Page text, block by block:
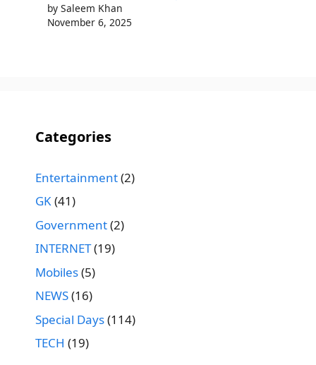
by Saleem Khan
November 6, 2025
Categories
Entertainment(2)
GK(41)
Government(2)
INTERNET(19)
Mobiles(5)
NEWS(16)
Special Days(114)
TECH (19)